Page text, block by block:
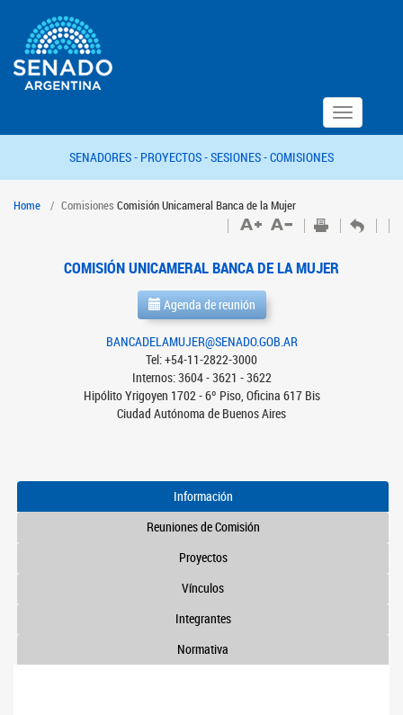
Toggle
navigation
SENADORES - PROYECTOS -SESIONES -COMISIONES
Home Comisiones Comisión Unicameral Banca de la Mujer
COMISIÓN UNICAMERAL BANCA DE LA MUJER
Agenda de reunión
BANCADELAMUJER@SENADO.GOB.AR
Tel: +54-11-2822-3000
Internos: 3604 - 3621 - 3622
Hipólito Yrigoyen 1702 - 6º Piso, Oficina 617 Bis
Ciudad Autónoma de Buenos Aires
Información
Reuniones de Comisión
Proyectos
Vínculos
Integrantes
Normativa